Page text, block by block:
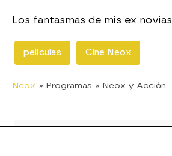
Los fantasmas de mis ex novias
películas Cine Neox
Neox » Programas » Neox y Acción